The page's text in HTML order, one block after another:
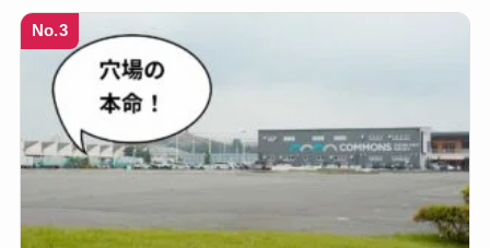
No.3